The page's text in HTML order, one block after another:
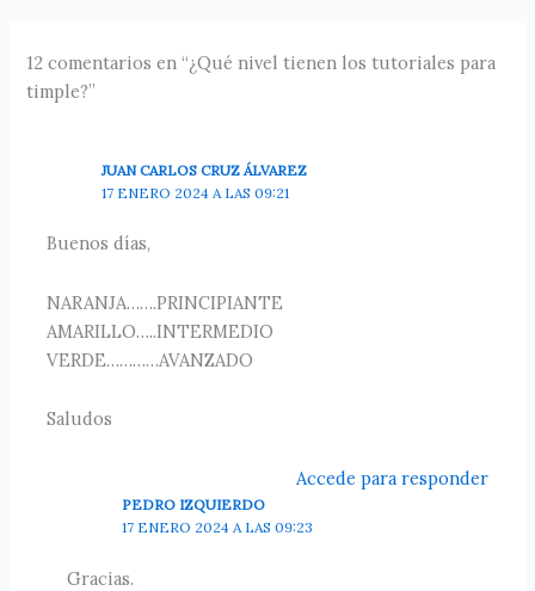
12 comentarios en “¿Qué nivel tienen los tutoriales para
timple?”
JUAN CARLOS CRUZ ÁLVAREZ
17 ENERO 2024 A LAS 09:21
Buenos días,
NARANJA…….PRINCIPIANTE
AMARILLO…..INTERMEDIO
VERDE…………AVANZADO
Saludos
Accede para responder
PEDRO IZQUIERDO
17 ENERO 2024 A LAS 09:23
Gracias.